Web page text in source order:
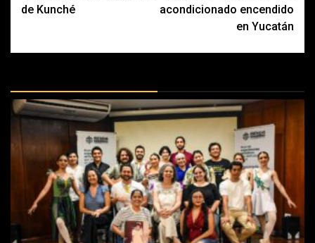
de Kunché
acondicionado encendido
en Yucatán